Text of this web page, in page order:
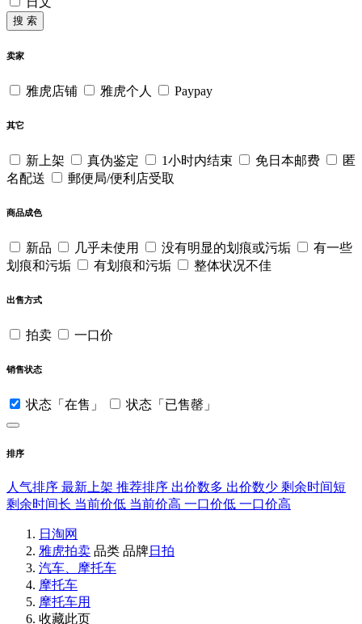
搜 索
卖家
雅虎店铺 雅虎个人 Paypay
其它
新上架 真伪鉴定 1小时内结束 免日本邮费
匿
名配送
郵便局/便利店受取
商品成色
新品 几乎未使用 没有明显的划痕或污垢
有一些
划痕和污垢
有划痕和污垢 整体状况不佳
出售方式
拍卖 一口价
销售状态
状态「在售」 状态「已售罄」
排序
人气排序 最新上架 推荐排序 出价数多 出价数少 剩余时间短
剩余时间长 当前价低 当前价高 一口价低 一口价高
日淘网
雅虎拍卖 品类 品牌日拍
汽车、摩托车
摩托车
摩托车用
收藏此页